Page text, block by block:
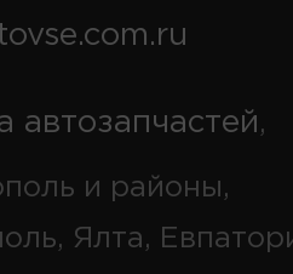
автозапчастей,
и районы,
Ялта,